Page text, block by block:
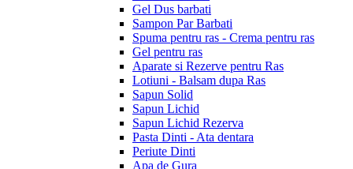
Gel Dus barbati
Sampon Par Barbati
Spuma pentru ras - Crema pentru ras
Gel pentru ras
Aparate si Rezerve pentru Ras
Lotiuni - Balsam dupa Ras
Sapun Solid
Sapun Lichid
Sapun Lichid Rezerva
Pasta Dinti - Ata dentara
Periute Dinti
Apa de Gura